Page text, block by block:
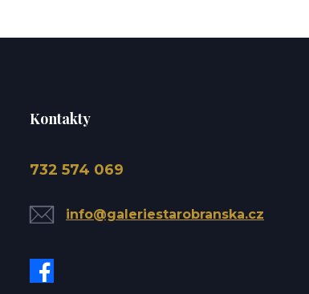
Kontakty
732 574 069
info@galeriestarobranska.cz